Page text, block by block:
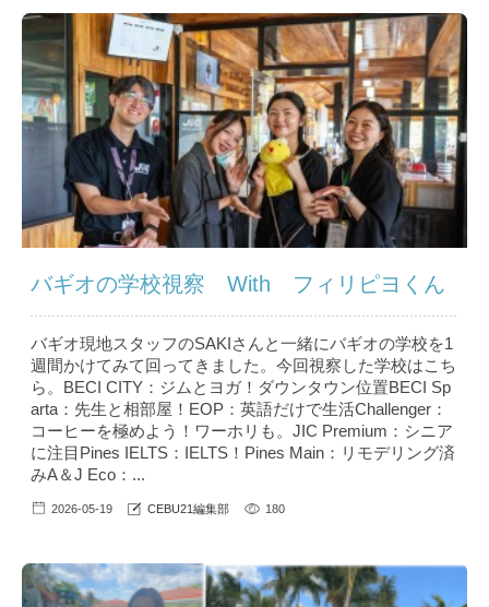
バギオの学校視察 With フィリピヨくん
バギオ現地スタッフのSAKIさんと一緒にバギオの学校を1
週間かけてみて回ってきました。今回視察した学校はこち
ら。BECI CITY：ジムとヨガ！ダウンタウン位置BECI Sp
arta：先生と相部屋！EOP：英語だけで生活Challenger：
コーヒーを極めよう！ワーホリも。JIC Premium：シニア
に注目Pines IELTS：IELTS！Pines Main：リモデリング済
みA＆J Eco：...
2026-05-19 CEBU21編集部 180